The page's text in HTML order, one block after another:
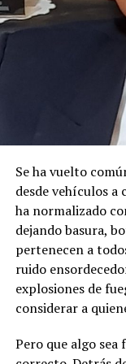
DISPONE:
Aceptar a
y/o
haberse emitido
(CDA), en
Orgánica de
Reglamento
expuesto, se
diligencias.
2.-Notifíquese a
MARIA
ANGEL
Se ha vuelto
desde vehículos a
ha normalizado
dejando basura,
pertenecen a
ruido
explosiones de
considerar a
Pero que algo sea